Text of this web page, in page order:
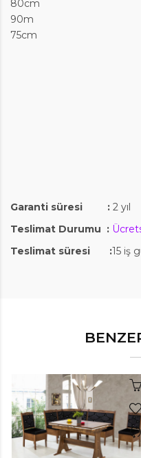
80cm
90m
75cm
Garanti süresi : 2 yıl
Teslimat Durumu :
Teslimat süresi :15 iş